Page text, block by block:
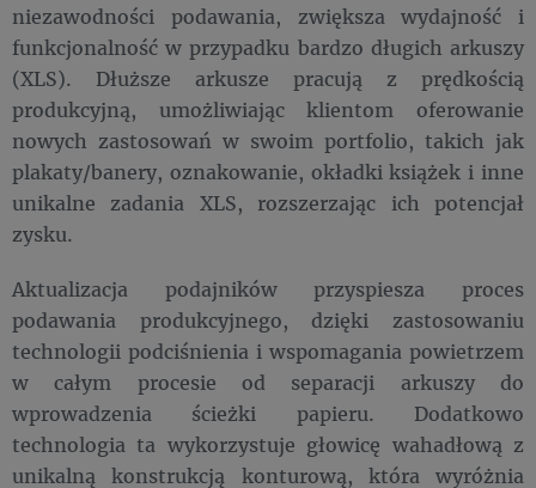
niezawodności podawania, zwiększa wydajność i
funkcjonalność w przypadku bardzo długich arkuszy
(XLS). Dłuższe arkusze pracują z prędkością
produkcyjną, umożliwiając klientom oferowanie
nowych zastosowań w swoim portfolio, takich jak
plakaty/banery, oznakowanie, okładki książek i inne
unikalne zadania XLS, rozszerzając ich potencjał
zysku.
Aktualizacja podajników przyspiesza proces
podawania produkcyjnego, dzięki zastosowaniu
technologii podciśnienia i wspomagania powietrzem
w całym procesie od separacji arkuszy do
wprowadzenia ścieżki papieru. Dodatkowo
technologia ta wykorzystuje głowicę wahadłową z
unikalną konstrukcją konturową, która wyróżnia